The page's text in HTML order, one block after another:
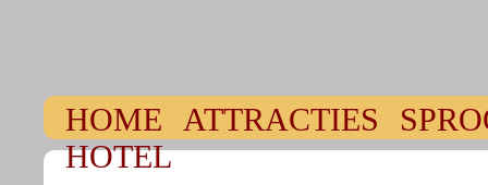
HOME ATTRACTIES
HOTEL